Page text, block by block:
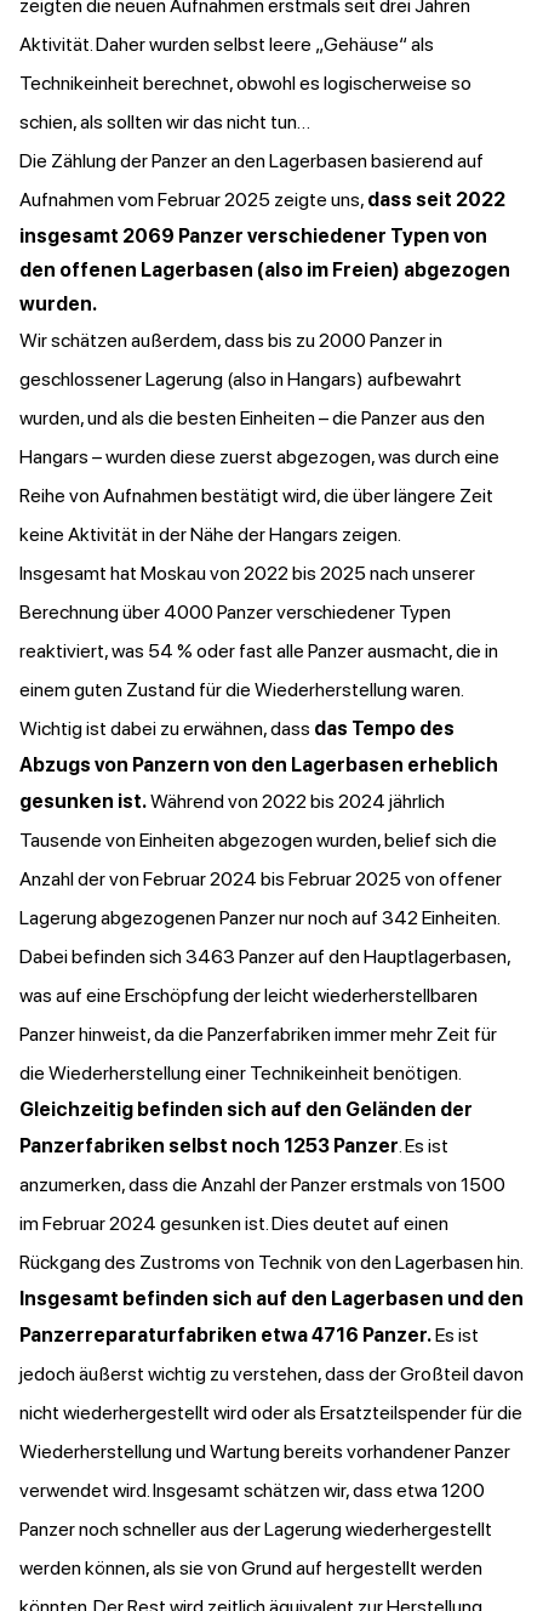
zeigten die neuen Aufnahmen erstmals seit drei Jahren
Aktivität. Daher wurden selbst leere „Gehäuse“ als
Technikeinheit berechnet, obwohl es logischerweise so
schien, als sollten wir das nicht tun…
Die Zählung der Panzer an den Lagerbasen basierend auf
Aufnahmen vom Februar 2025 zeigte uns, dass seit 2022
insgesamt 2069 Panzer verschiedener Typen von
den offenen Lagerbasen (also im Freien) abgezogen
wurden.
Wir schätzen außerdem, dass bis zu 2000 Panzer in
geschlossener Lagerung (also in Hangars) aufbewahrt
wurden, und als die besten Einheiten – die Panzer aus den
Hangars – wurden diese zuerst abgezogen, was durch eine
Reihe von Aufnahmen bestätigt wird, die über längere Zeit
keine Aktivität in der Nähe der Hangars zeigen.
Insgesamt hat Moskau von 2022 bis 2025 nach unserer
Berechnung über 4000 Panzer verschiedener Typen
reaktiviert, was 54 % oder fast alle Panzer ausmacht, die in
einem guten Zustand für die Wiederherstellung waren.
Wichtig ist dabei zu erwähnen, dass das Tempo des
Abzugs von Panzern von den Lagerbasen erheblich
gesunken ist.Während von 2022 bis 2024 jährlich
Tausende von Einheiten abgezogen wurden, belief sich die
Anzahl der von Februar 2024 bis Februar 2025 von offener
Lagerung abgezogenen Panzer nur noch auf 342 Einheiten.
Dabei befinden sich 3463 Panzer auf den Hauptlagerbasen,
was auf eine Erschöpfung der leicht wiederherstellbaren
Panzer hinweist, da die Panzerfabriken immer mehr Zeit für
die Wiederherstellung einer Technikeinheit benötigen.
Gleichzeitig befinden sich auf den Geländen der
Panzerfabriken selbst noch 1253 Panzer . Es ist
anzumerken, dass die Anzahl der Panzer erstmals von 1500
im Februar 2024 gesunken ist. Dies deutet auf einen
Rückgang des Zustroms von Technik von den Lagerbasen hin.
Insgesamt befinden sich auf den Lagerbasen und den
Panzerreparaturfabriken etwa 4716 Panzer.Es ist
jedoch äußerst wichtig zu verstehen, dass der Großteil davon
nicht wiederhergestellt wird oder als Ersatzteilspender für die
Wiederherstellung und Wartung bereits vorhandener Panzer
verwendet wird. Insgesamt schätzen wir, dass etwa 1200
Panzer noch schneller aus der Lagerung wiederhergestellt
werden können, als sie von Grund auf hergestellt werden
könnten. Der Rest wird zeitlich äquivalent zur Herstellung